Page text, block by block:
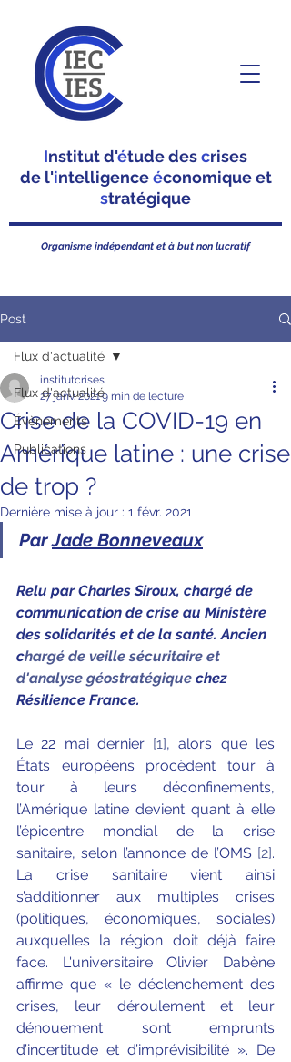
Institut d'étude descrises
de l'intelligenceéconomique et
stratégique
Organisme indépendant et à but non lucratif
Post
Flux d'actualité
Évènements
Publications
Flux d'actualité
Crise de la COVID-19 en
Amérique latine : une crise
de trop ?
institutcrises
27 janv. 20219 min de lecture
Dernière mise à jour : 1 févr. 2021
Par Jade Bonneveaux
Relu par Charles Siroux, chargé de
communication de crise au Ministère
des solidarités et de la santé. Ancien
chargé de veille sécuritaire et
d'analyse géostratégique chez
Résilience France.
Le 22 mai dernier [1], alors que les
États européens procèdent tour à
tour à leurs déconfinements,
l’Amérique latine devient quant à elle
l’épicentre mondial de la crise
sanitaire, selon l’annonce de l’OMS [2].
La crise sanitaire vient ainsi
s’additionner aux multiples crises
(politiques, économiques, sociales)
auxquelles la région doit déjà faire
face. L'universitaire Olivier Dabène
affirme que « le déclenchement des
crises, leur déroulement et leur
dénouement sont emprunts
d’incertitude et d’imprévisibilité ». De